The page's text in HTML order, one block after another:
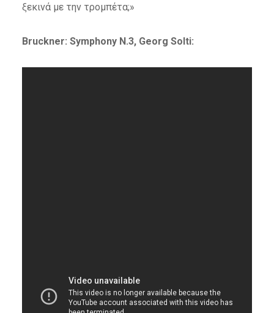
ξεκινά με την τρομπέτα;»
Bruckner: Symphony N.3, Georg Solti: